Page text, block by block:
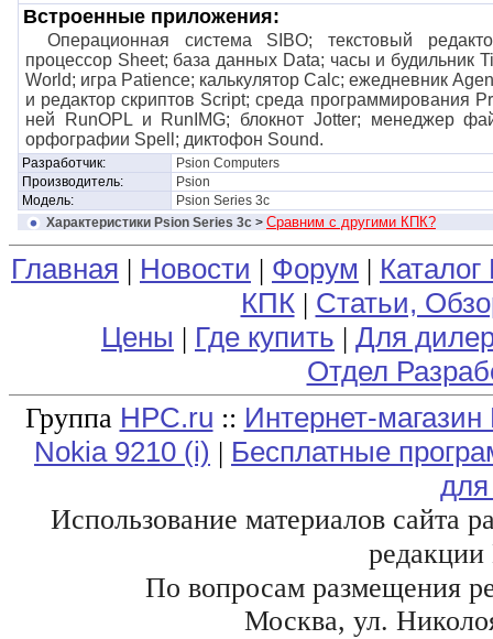
Встроенные приложения:
Операционная система SIBO; текстовый
процессор Sheet; база данных Data; часы и будильник
World; игра Patience; калькулятор Calc; ежедневник
и редактор скриптов Script; среда программирования
ней RunOPL и RunIMG; блокнот Jotter; менеджер
орфографии Spell; диктофон Sound.
Разработчик:
Psion Computers
Производитель:
Psion
Модель:
Psion Series 3c
Характеристики Psion Series 3c > Сравним с другими КПК?
Главная | Новости | Форум |
КПК | Статьи,
Цены | Где купить | Для
Отдел
Группа HPC.ru :: Интернет-
Nokia 9210 (i) | Бесплатные
Использование материалов сайта
По вопросам размещения
Москва, ул.